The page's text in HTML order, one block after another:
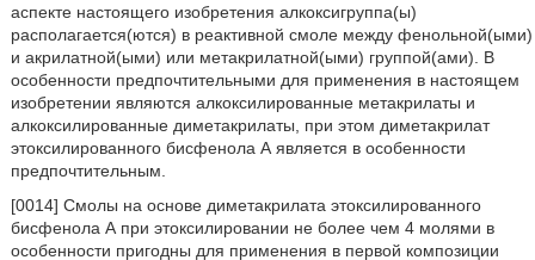
аспекте настоящего изобретения алкоксигруппа(ы)
располагается(ются) в реактивной смоле между фенольной(ыми)
и акрилатной(ыми) или метакрилатной(ыми) группой(ами). В
особенности предпочтительными для применения в настоящем
изобретении являются алкоксилированные метакрилаты и
алкоксилированные диметакрилаты, при этом диметакрилат
этоксилированного бисфенола А является в особенности
предпочтительным.
[0014] Смолы на основе диметакрилата этоксилированного
бисфенола А при этоксилировании не более чем 4 молями в
особенности пригодны для применения в первой композиции